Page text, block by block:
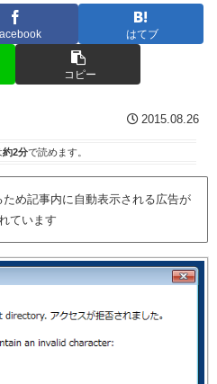
はてブ
コピー
2015.08.26
約2分で読めます。
め記事内に自動表示される広告が
ています